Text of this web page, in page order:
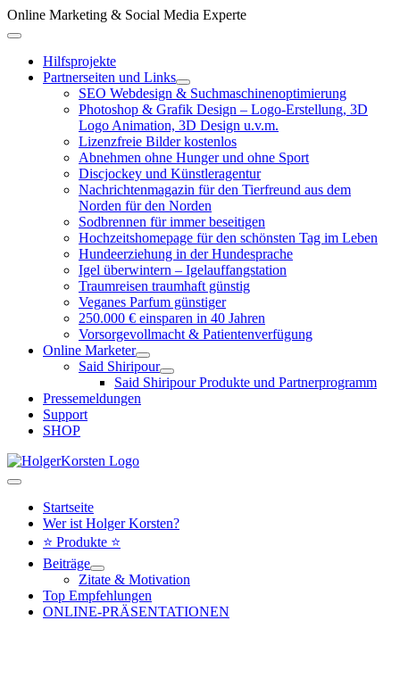
Zum
Inhalt
Online Marketing & Social Media Experte
Above
HeaderHilfsprojekte
Partnerseiten und Links
SEO Webdesign & Suchmaschinenoptimierung
Photoshop & Grafik Design – Logo-Erstellung, 3D
Logo Animation, 3D Design u.v.m.
Lizenzfreie Bilder kostenlos
Abnehmen ohne Hunger und ohne Sport
Discjockey und Künstleragentur
Nachrichtenmagazin für den Tierfreund aus dem
Norden für den Norden
Sodbrennen für immer beseitigen
Hochzeitshomepage für den schönsten Tag im Leben
Hundeerziehung in der Hundesprache
Igel überwintern – Igelauffangstation
Traumreisen traumhaft günstig
Veganes Parfum günstiger
250.000 € einsparen in 40 Jahren
Vorsorgevollmacht & Patientenverfügung
Online Marketer
Said Shiripour
Said Shiripour Produkte und Partnerprogramm
Pressemeldungen
Support
SHOP
Hauptmenü
Startseite
Wer ist Holger Korsten?
⭐ Produkte ⭐
Beiträge
Zitate & Motivation
Top Empfehlungen
ONLINE-PRÄSENTATIONEN